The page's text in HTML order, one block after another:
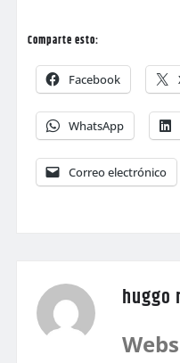
Comparte esto:
Facebook
WhatsApp
Correo electrónico
huggo